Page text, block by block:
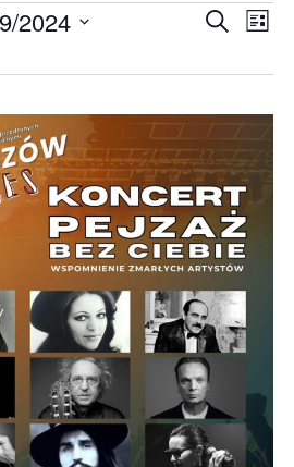
po
i
SzukajLista
2024